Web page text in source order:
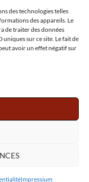
des technologies telles
des appareils. Le
de traiter des données
sur ce site. Le fait de
avoir un effet négatif sur
Impressium